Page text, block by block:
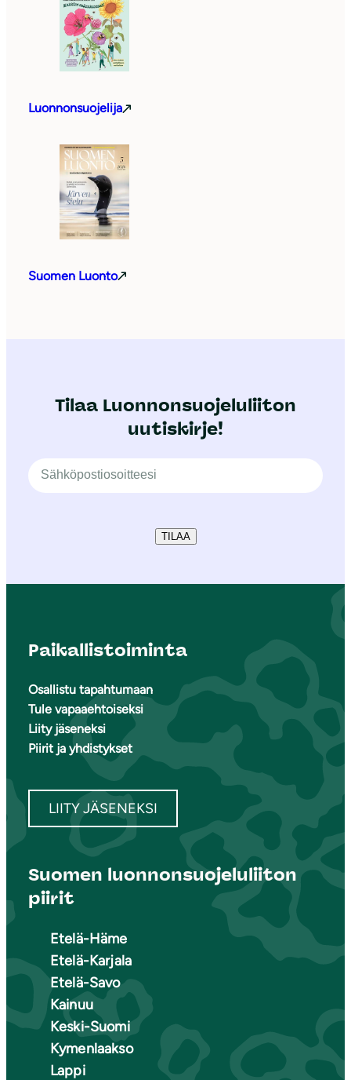
Luonnonsuojelija
Suomen Luonto
Tilaa Luonnonsuojeluliiton
uutiskirje!
TILAA
Paikallistoiminta
Osallistu tapahtumaan
Tule vapaaehtoiseksi
Liity jäseneksi
Piirit ja yhdistykset
LIITY JÄSENEKSI
Suomen luonnonsuojeluliiton
piirit
Etelä-Häme
Etelä-Karjala
Etelä-Savo
Kainuu
Keski-Suomi
Kymenlaakso
Lappi